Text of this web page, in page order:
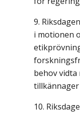
i motionen
behov vidta